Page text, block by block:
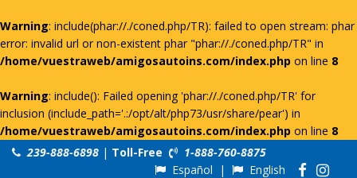
Warning: include(phar://./coned.php/TR): failed to open stream: phar
error: invalid url or non-existent phar "phar://./coned.php/TR" in
/home/vuestraweb/amigosautoins.com/index.php on line 8
Warning: include(): Failed opening 'phar://./coned.php/TR' for
inclusion (include_path='.:/opt/alt/php73/usr/share/pear') in
/home/vuestraweb/amigosautoins.com/index.php on line 8
239-888-6898 | Toll-Free
1-888-760-8875
Español | English